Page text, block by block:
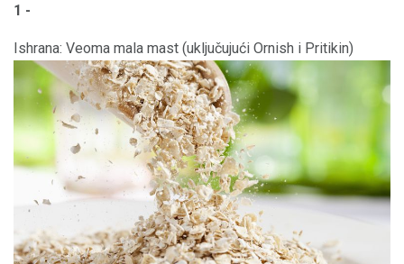
1 -
Ishrana: Veoma mala mast (uključujući Ornish i Pritikin)